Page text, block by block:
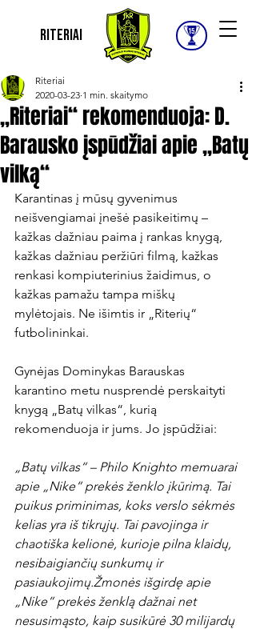
Riteriai
„Riteriai“ rekomenduoja: D.
Barausko įspūdžiai apie „Batų
vilką“
Riteriai
2020-03-23 1 min. skaitymo
Karantinas į mūsų gyvenimus
neišvengiamai įnešė pasikeitimų –
kažkas dažniau paima į rankas knygą,
kažkas dažniau peržiūri filmą, kažkas
renkasi kompiuterinius žaidimus, o
kažkas pamažu tampa miškų
mylėtojais. Ne išimtis ir „Riterių“
futbolininkai.
Gynėjas Dominykas Barauskas
karantino metu nusprendė perskaityti
knygą „Batų vilkas“, kurią
rekomenduoja ir jums. Jo įspūdžiai:
„Batų vilkas“ – Philo Knighto memuarai
apie „Nike“ prekės ženklo įkūrimą. Tai
puikus priminimas, koks verslo sėkmės
kelias yra iš tikrųjų. Tai pavojinga ir
chaotiška kelionė, kurioje pilna klaidų,
nesibaigiančių sunkumų ir
pasiaukojimų.Žmonės išgirdę apie
„Nike“ prekės ženklą dažnai net
nesusimąsto, kaip susikūrė 30 milijardų